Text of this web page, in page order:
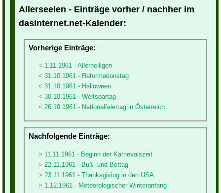
Allerseelen - Einträge vorher / nachher im
dasinternet.net-Kalender:
Vorherige Einträge:
1.11.1961 - Allerheiligen
31.10.1961 - Reformationstag
31.10.1961 - Halloween
30.10.1961 - Weltspartag
26.10.1961 - Nationalfeiertag in Österreich
Nachfolgende Einträge:
11.11.1961 - Beginn der Karnevalszeit
22.11.1961 - Buß- und Bettag
23.11.1961 - Thanksgiving in den USA
1.12.1961 - Meteorologischer Winteranfang